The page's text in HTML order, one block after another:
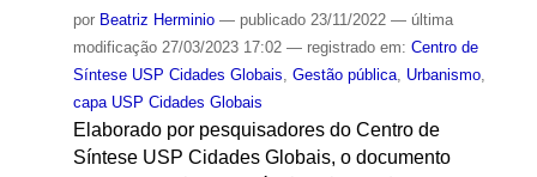
por Beatriz Herminio — publicado23/11/2022 — última
modificação27/03/2023 17:02 — registrado em: Centro de
Síntese USP Cidades Globais, Gestão pública, Urbanismo,
capa USP Cidades Globais
Elaborado por pesquisadores do Centro de
Síntese USP Cidades Globais, o documento